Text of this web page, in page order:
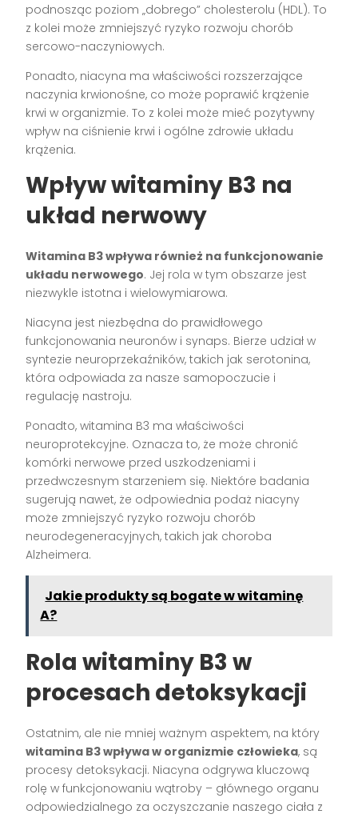
podnosząc poziom „dobrego” cholesterolu (HDL). To
z kolei może zmniejszyć ryzyko rozwoju chorób
sercowo-naczyniowych.
Ponadto, niacyna ma właściwości rozszerzające
naczynia krwionośne, co może poprawić krążenie
krwi w organizmie. To z kolei może mieć pozytywny
wpływ na ciśnienie krwi i ogólne zdrowie układu
krążenia.
Wpływ witaminy B3 na
układ nerwowy
Witamina B3 wpływa również na funkcjonowanie
układu nerwowego. Jej rola w tym obszarze jest
niezwykle istotna i wielowymiarowa.
Niacyna jest niezbędna do prawidłowego
funkcjonowania neuronów i synaps. Bierze udział w
syntezie neuroprzekaźników, takich jak serotonina,
która odpowiada za nasze samopoczucie i
regulację nastroju.
Ponadto, witamina B3 ma właściwości
neuroprotekcyjne. Oznacza to, że może chronić
komórki nerwowe przed uszkodzeniami i
przedwczesnym starzeniem się. Niektóre badania
sugerują nawet, że odpowiednia podaż niacyny
może zmniejszyć ryzyko rozwoju chorób
neurodegeneracyjnych, takich jak choroba
Alzheimera.
Jakie produkty są bogate w witaminę
A?
Rola witaminy B3 w
procesach detoksykacji
Ostatnim, ale nie mniej ważnym aspektem, na który
witamina B3 wpływa w organizmie człowieka, są
procesy detoksykacji. Niacyna odgrywa kluczową
rolę w funkcjonowaniu wątroby – głównego organu
odpowiedzialnego za oczyszczanie naszego ciała z